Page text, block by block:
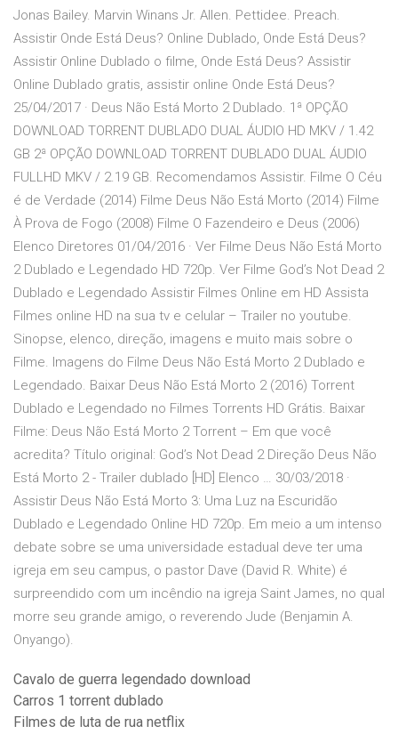
Jonas Bailey. Marvin Winans Jr. Allen. Pettidee. Preach.
Assistir Onde Está Deus? Online Dublado, Onde Está Deus?
Assistir Online Dublado o filme, Onde Está Deus? Assistir
Online Dublado gratis, assistir online Onde Está Deus?
25/04/2017 · Deus Não Está Morto 2 Dublado. 1ª OPÇÃO
DOWNLOAD TORRENT DUBLADO DUAL ÁUDIO HD MKV / 1.42
GB 2ª OPÇÃO DOWNLOAD TORRENT DUBLADO DUAL ÁUDIO
FULLHD MKV / 2.19 GB. Recomendamos Assistir. Filme O Céu
é de Verdade (2014) Filme Deus Não Está Morto (2014) Filme
À Prova de Fogo (2008) Filme O Fazendeiro e Deus (2006)
Elenco Diretores 01/04/2016 · Ver Filme Deus Não Está Morto
2 Dublado e Legendado HD 720p. Ver Filme God’s Not Dead 2
Dublado e Legendado Assistir Filmes Online em HD Assista
Filmes online HD na sua tv e celular – Trailer no youtube.
Sinopse, elenco, direção, imagens e muito mais sobre o
Filme. Imagens do Filme Deus Não Está Morto 2 Dublado e
Legendado. Baixar Deus Não Está Morto 2 (2016) Torrent
Dublado e Legendado no Filmes Torrents HD Grátis. Baixar
Filme: Deus Não Está Morto 2 Torrent – Em que você
acredita? Título original: God’s Not Dead 2 Direção Deus Não
Está Morto 2 - Trailer dublado [HD] Elenco … 30/03/2018 ·
Assistir Deus Não Está Morto 3: Uma Luz na Escuridão
Dublado e Legendado Online HD 720p. Em meio a um intenso
debate sobre se uma universidade estadual deve ter uma
igreja em seu campus, o pastor Dave (David R. White) é
surpreendido com um incêndio na igreja Saint James, no qual
morre seu grande amigo, o reverendo Jude (Benjamin A.
Onyango).
Cavalo de guerra legendado download
Carros 1 torrent dublado
Filmes de luta de rua netflix